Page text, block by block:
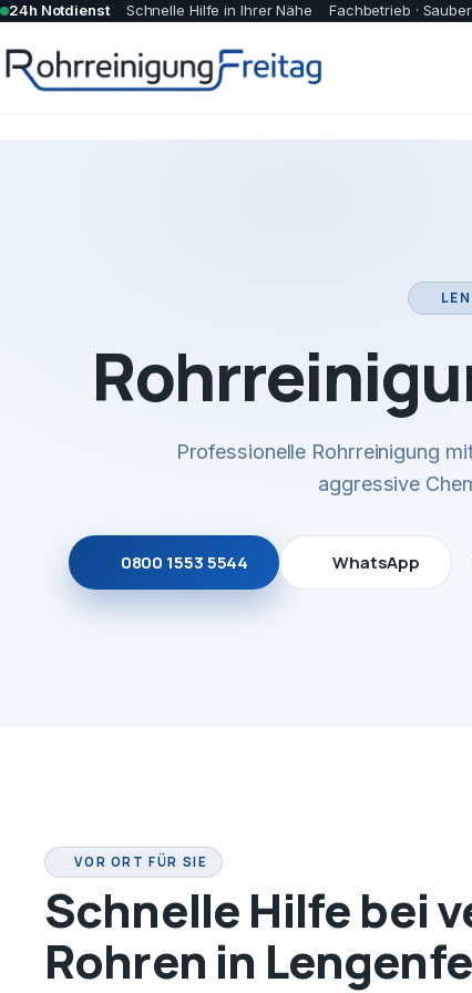
24h Notdienst Schnelle Hilfe in Ihrer Nähe Fachbetrieb ·
Professionelle Rohrreinigung
aggressive
0800 1553 5544 WhatsApp
VOR ORT FÜR SIE
Schnelle Hilfe bei
Rohren in